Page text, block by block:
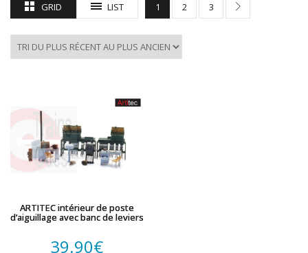
DECAPOD
EPM
FLEISCHMANN
HAXO-3D
HEKI
HERKAT
ITALERI
JOUEF
GRID LIST 1 2 3
ARTITEC intérieur de poste
d’aiguillage avec banc de leviers
39.90€